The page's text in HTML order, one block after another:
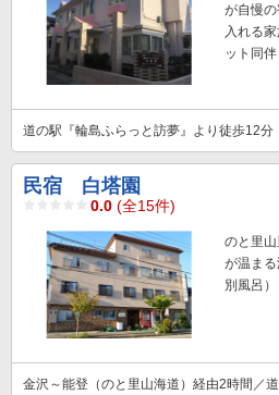
が自慢
入れる
ット同伴
道の駅『輪島ふらっと訪夢』より徒歩12分
民宿 白塔園
0.0 (全15件)
のと里
が温ま
別風呂）
金沢～能登（のと里山海道）経由2時間／